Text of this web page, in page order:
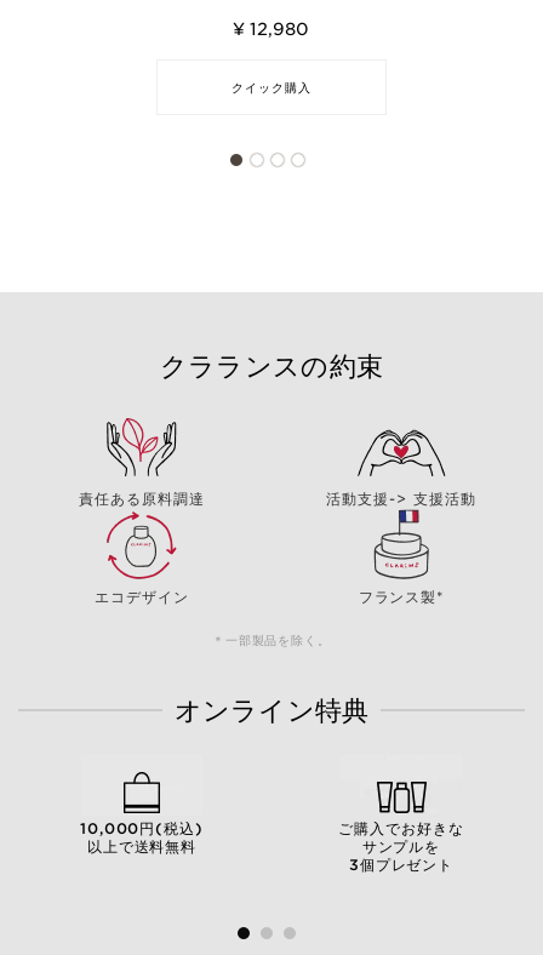
¥ 12,980
クイック購入
クラランスの約束
責任ある原料調達 活動支援-> 支援活動
エコデザイン フランス製*
＊一部製品を除く。
オンライン特典
10,000円(税込)
以上で送料無料
ご購入でお好きな
サンプルを
3個プレゼント